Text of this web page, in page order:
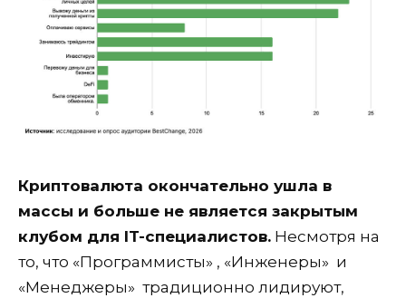
Криптовалюта окончательно ушла в
массы и больше не является закрытым
клубом для IT-специалистов. Несмотря на
то, что «Программисты» , «Инженеры» и
«Менеджеры» традиционно лидируют,